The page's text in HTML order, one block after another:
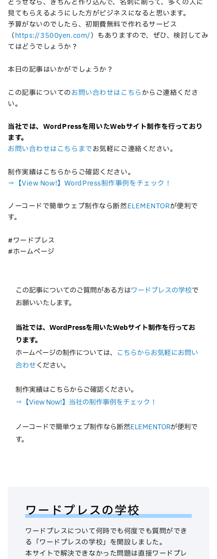
見てもらえるようにした方がビジネスになると思います。
予算がないのでしたら、初期費無料で作れるサービス
（https://3500yen.com/）もありますので、ぜひ、検討してみ
てはどうでしょうか？
本日の記事はいかがでしょうか？
この記事についてのお問い合わせはこちらからご連絡くださ
い。
当社では、WordPressを用いたWebサイト制作を行っており
ます。
お問い合わせはこちらまでお気軽にご連絡ください。
制作実績はこちらからご確認ください。
⇒【View Now!】WordPress制作事例をチェック！
ノーコードで簡単ウェブ制作なら断然ELEMENTORが便利で
す。
#ワードプレス
#ホームページ
この記事についてのご質問がある方はワードプレスの学校で
お願いいたします。
当社では、WordPressを用いたWebサイト制作を行ってお
ります。
ホームページの制作については、 こちらからお気軽にお問い
合わせください。
制作実績はこちらからご確認ください。
⇒【View Now!】当社の制作事例をチェック！
ノーコードで簡単ウェブ制作なら断然ELEMENTORが便利で
す。
ワードプレスの学校
ワードプレスについて何時でも何度でも質問ができ
る「ワードプレスの学校」を開設しました。
本サイトで解決できなかった問題は直接ワードプレ